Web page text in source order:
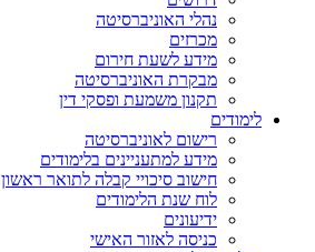
נהלי האוניברסיטה
מכרזים
מידע לשעת חירום
מבקרת האוניברסיטה
תקנון משמעת ופסקי דין
לימודים
רישום לאוניברסיטה
מידע למתעניינים בלימודים
חישוב סיכויי קבלה לתואר ראשון
לוח שנת הלימודים
ידיעונים
כניסה לאזור האישי